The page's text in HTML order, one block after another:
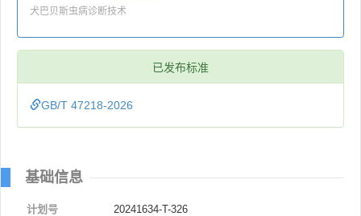
犬巴贝斯虫病诊断技术
已发布标准
GB/T 47218-2026
基础信息
计划号
20241634-T-326